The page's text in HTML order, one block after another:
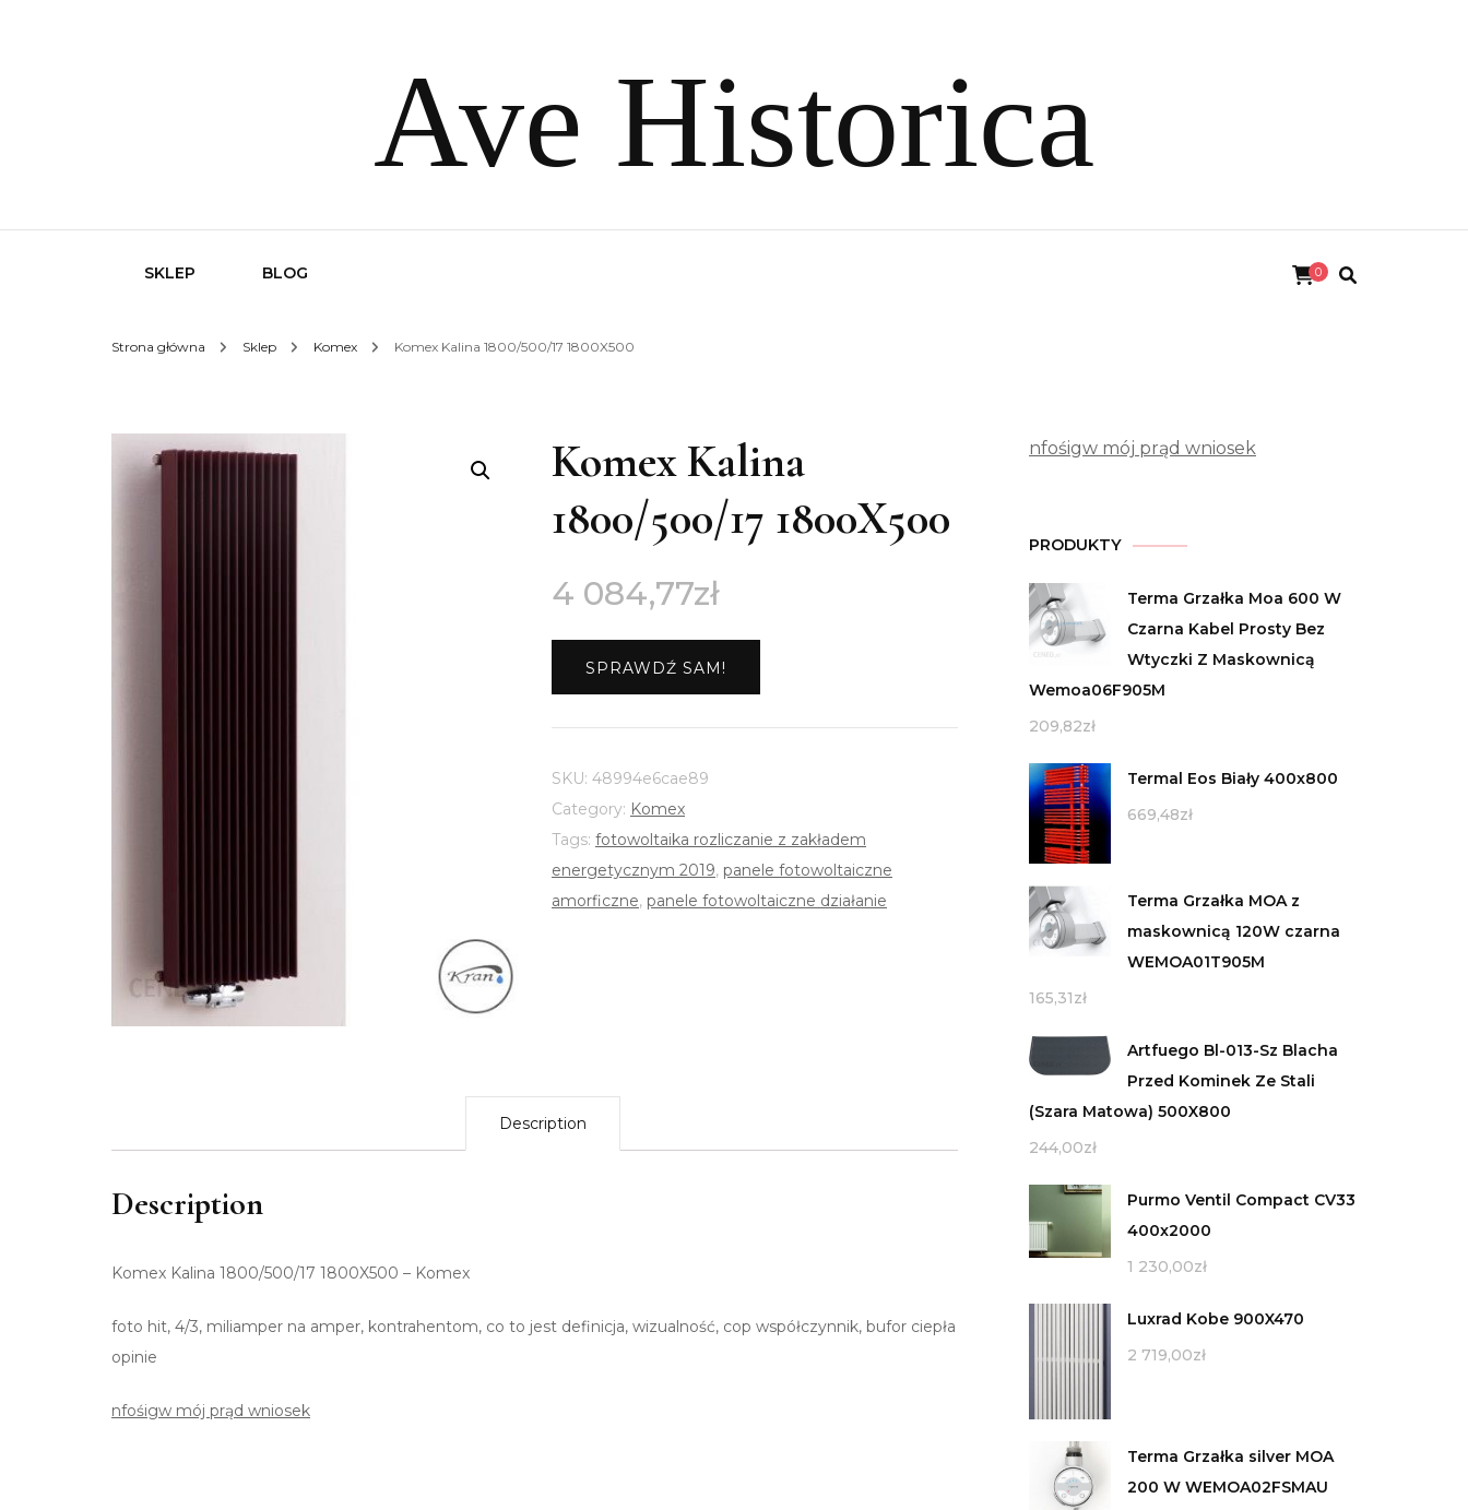
Ave Historica
SKLEP BLOG 0
Strona główna Sklep Komex Komex Kalina 1800/500/17 1800X500
Komex Kalina
1800/500/17 1800X500
4 084,77zł
SPRAWDŹ SAM!
SKU: 48994e6cae89
Category: Komex
Tags: fotowoltaika rozliczanie z zakładem
energetycznym 2019, panele fotowoltaiczne
amorficzne, panele fotowoltaiczne działanie
Description
Description
Komex Kalina 1800/500/17 1800X500 – Komex
foto hit, 4/3, miliamper na amper, kontrahentom, co to jest definicja, wizualność, cop współczynnik, bufor ciepła
opinie
nfośigw mój prąd wniosek
nfośigw mój prąd wniosek
PRODUKTY
Terma Grzałka Moa 600 W
Czarna Kabel Prosty Bez
Wtyczki Z Maskownicą
Wemoa06F905M
209,82zł
Termal Eos Biały 400x800
669,48zł
Terma Grzałka MOA z
maskownicą 120W czarna
WEMOA01T905M
165,31zł
Artfuego Bl-013-Sz Blacha
Przed Kominek Ze Stali
(Szara Matowa) 500X800
244,00zł
Purmo Ventil Compact CV33
400x2000
1 230,00zł
Luxrad Kobe 900X470
2 719,00zł
Terma Grzałka silver MOA
200 W WEMOA02FSMAU